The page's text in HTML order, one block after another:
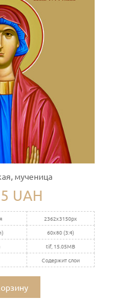
мученица
UAH
2362x3150px
60x80 (3:4)
tif, 15.05MB
Содержит слои